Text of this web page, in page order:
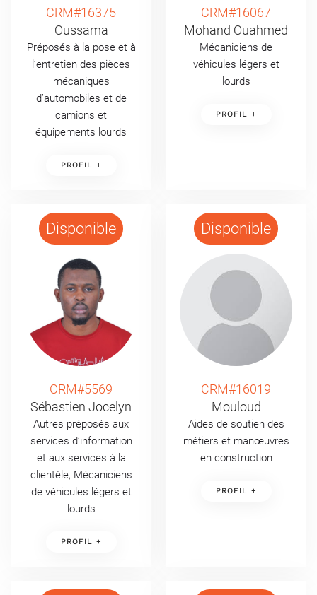
CRM#16375
Oussama
Préposés à la pose et à
l’entretien des pièces
mécaniques
d’automobiles et de
camions et
équipements lourds
PROFIL +
CRM#16067
Mohand Ouahmed
Mécaniciens de
véhicules légers et
lourds
PROFIL +
Disponible
CRM#5569
Sébastien Jocelyn
Autres préposés aux
services d’information
et aux services à la
clientèle, Mécaniciens
de véhicules légers et
lourds
PROFIL +
Disponible
CRM#16019
Mouloud
Aides de soutien des
métiers et manœuvres
en construction
PROFIL +